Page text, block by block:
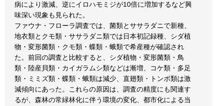
病により激減、逆にイロハモミジが10倍に増加するなど興
味深い現象も見られた。
ファウナ・フローラ調査では、菌類とササラダニで新種、
地衣類とクモ類・ササラダニ類では日本初記録種、シダ植
物・変形菌類・クモ類・蝶類・蛾類で希産種が確認され
た。前回の調査と比較すると、シダ植物・変形菌類・鳥
類・陸産貝類・カイガラムシ類などは漸増、コケ類・多足
類・ミミズ類・蝶類・蛾類は減少、直翅類・トンボ類は激
減傾向にあった。これらの原因は、調査の精度にも関連す
るが、森林の常緑林化に伴う環境の変化、都市化による当